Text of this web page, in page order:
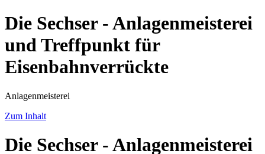
Die Sechser - Anlagenmeisterei
und Treffpunkt für
Eisenbahnverrückte
Anlagenmeisterei
Zum Inhalt
Die Sechser - Anlagenmeisterei